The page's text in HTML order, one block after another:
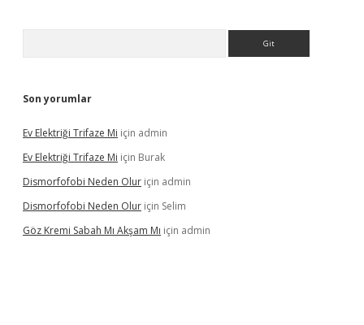
Son yorumlar
Ev Elektriği Trifaze Mi için admin
Ev Elektriği Trifaze Mi için Burak
Dismorfofobi Neden Olur için admin
Dismorfofobi Neden Olur için Selim
Göz Kremi Sabah Mı Akşam Mı için admin